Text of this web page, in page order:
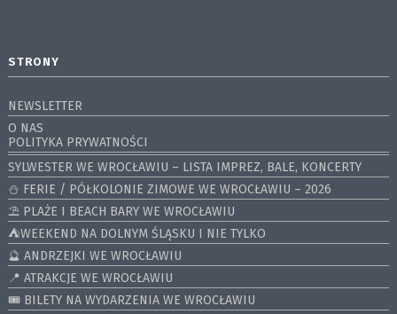
STRONY
NEWSLETTER
O NAS
POLITYKA PRYWATNOŚCI
SYLWESTER WE WROCŁAWIU – LISTA IMPREZ, BALE, KONCERTY
⛄️ FERIE / PÓŁKOLONIE ZIMOWE WE WROCŁAWIU – 2026
⛱️ PLAŻE I BEACH BARY WE WROCŁAWIU
⛺️WEEKEND NA DOLNYM ŚLĄSKU I NIE TYLKO
🔮 ANDRZEJKI WE WROCŁAWIU
📍 ATRAKCJE WE WROCŁAWIU
🎟️ BILETY NA WYDARZENIA WE WROCŁAWIU